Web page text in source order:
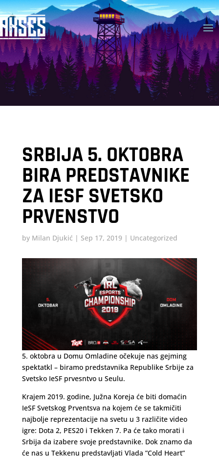
SRBIJA 5. OKTOBRA
BIRA PREDSTAVNIKE
ZA IESF SVETSKO
PRVENSTVO
by Milan Djukić | Sep 17, 2019| Uncategorized
5. oktobra u Domu Omladine očekuje nas gejming
spektatkl – biramo predstavnika Republike Srbije za
Svetsko IeSF prvesntvo u Seulu.
Krajem 2019. godine, Južna Koreja će biti domaćin
IeSF Svetskog Prventsva na kojem će se takmičiti
najbolje reprezentacije na svetu u 3 različite video
igre: Dota 2, PES20 i Tekken 7. Pa će tako morati i
Srbija da izabere svoje predstavnike. Dok znamo da
će nas u Tekkenu predstavljati Vlada ”Cold Heart”